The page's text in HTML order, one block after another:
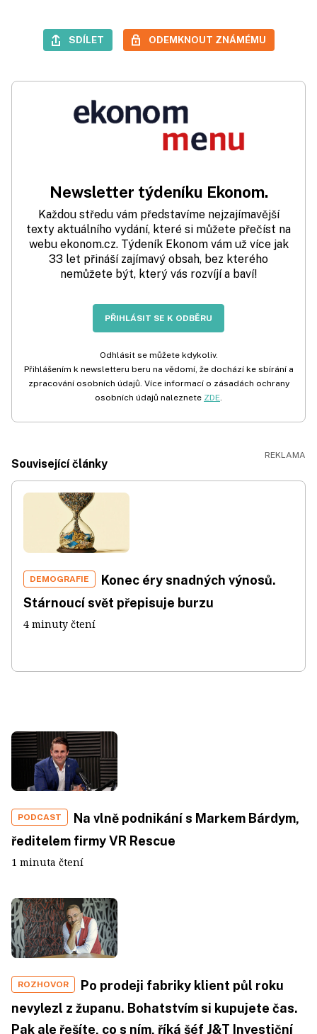
SDÍLET ODEMKNOUT ZNÁMÉMU
Newsletter týdeníku Ekonom.
Každou středu vám představíme nejzajímavější
texty aktuálního vydání, které si můžete přečíst na
webu ekonom.cz. Týdeník Ekonom vám už více jak
33 let přináší zajímavý obsah, bez kterého
nemůžete být, který vás rozvíjí a baví!
PŘIHLÁSIT SE K ODBĚRU
Odhlásit se můžete kdykoliv.
Přihlášením k newsletteru beru na vědomí, že dochází ke sbírání a
zpracování osobních údajů. Více informací o zásadách ochrany
osobních údajů naleznete ZDE.
Související články
DEMOGRAFIE
Konec éry snadných výnosů.
Stárnoucí svět přepisuje burzu
4 minuty čtení
PODCAST
Na vlně podnikání s Markem Bárdym,
ředitelem firmy VR Rescue
1 minuta čtení
ROZHOVOR
Po prodeji fabriky klient půl roku
nevylezl z županu. Bohatstvím si kupujete čas.
Pak ale řešíte, co s ním, říká šéf J&T Investiční